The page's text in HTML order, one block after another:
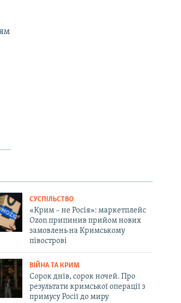
СУСПІЛЬСТВО
«Крим – не Росія»: маркетплейс
Ozon припинив прийом нових
замовлень на Кримському
півострові
ВІЙНА ТА КРИМ
Сорок днів, сорок ночей. Про
результати кримської операції з
примусу Росії до миру